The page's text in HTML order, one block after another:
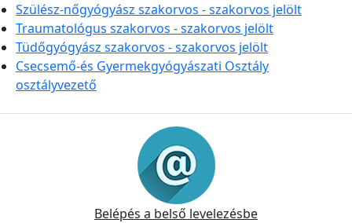
Szülész-nőgyógyász szakorvos - szakorvos jelölt
Traumatológus szakorvos - szakorvos jelölt
Tüdőgyógyász szakorvos - szakorvos jelölt
Csecsemő-és Gyermekgyógyászati Osztály
osztályvezető
Belépés a belső levelezésbe